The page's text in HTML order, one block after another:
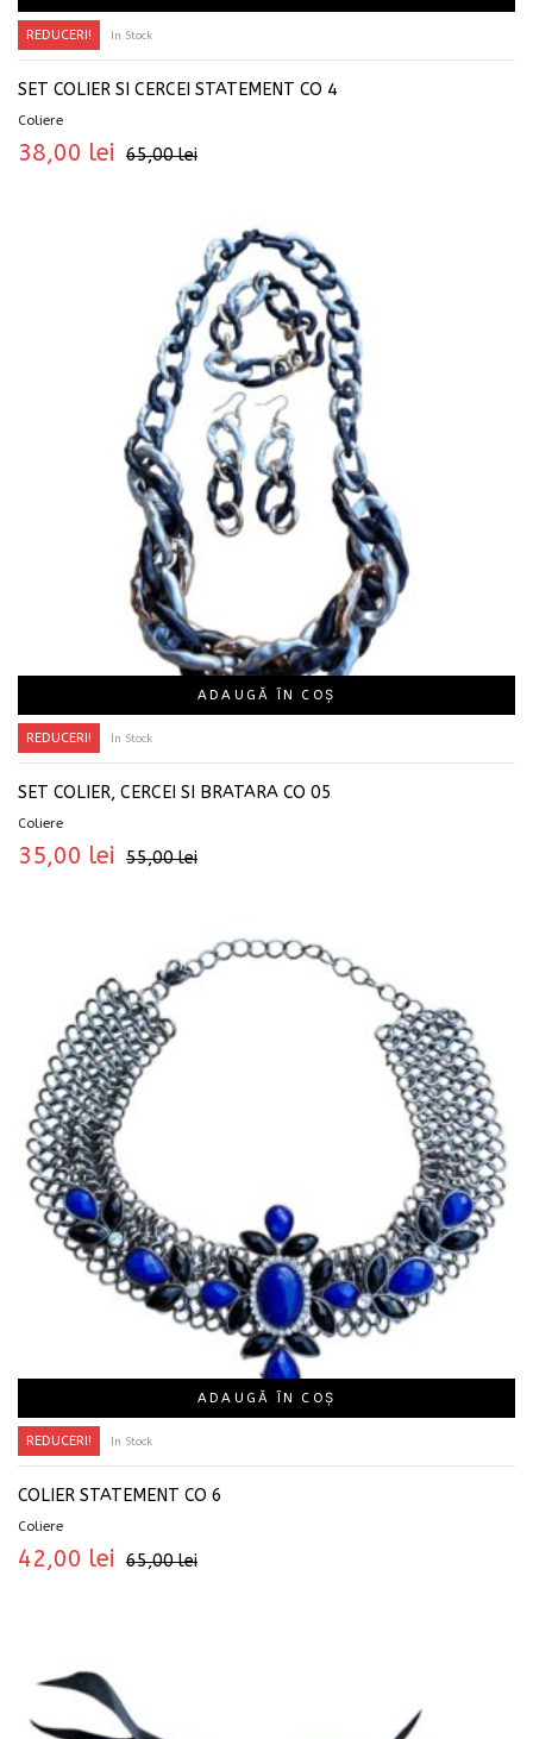
REDUCERI! In Stock
SET COLIER SI CERCEI STATEMENT CO 4
Coliere
65,00lei
38,00 lei
ADAUGĂ ÎN COȘ
REDUCERI! In Stock
SET COLIER, CERCEI SI BRATARA CO 05
Coliere
55,00lei
35,00 lei
ADAUGĂ ÎN COȘ
REDUCERI! In Stock
COLIER STATEMENT CO 6
Coliere
65,00lei
42,00 lei